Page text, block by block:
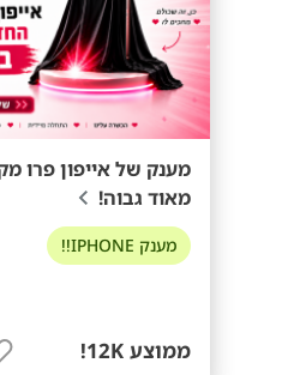
מענק של אייפון פרו
מאוד גבוה!
מענק IPHONE!!
ממוצע 12K!